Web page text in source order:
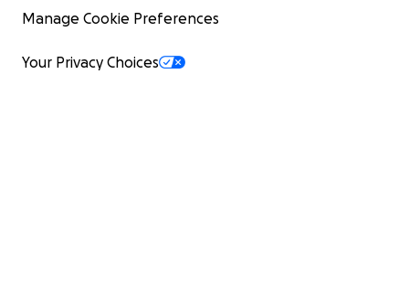
Manage Cookie Preferences
Your Privacy Choices